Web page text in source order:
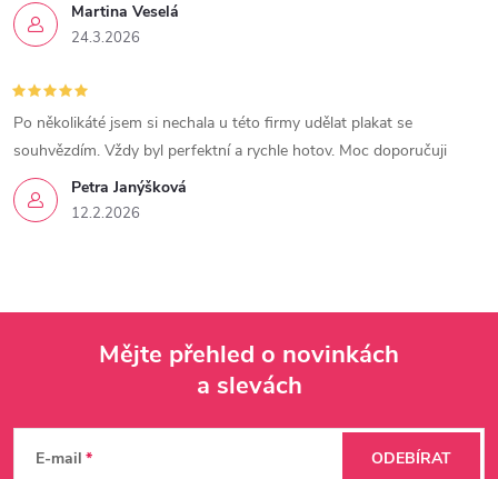
Martina Veselá
24.3.2026
Petra Janýšková
12.2.2026
Po několikáté jsem si nechala u této firmy udělat plakat se
souhvězdím. Vždy byl perfektní a rychle hotov. Moc doporučuji
Mějte přehled o novinkách
a slevách
E-mail ODEBÍRAT